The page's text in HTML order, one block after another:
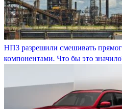
НПЗ разрешили смешивать
компонентами. Что бы это